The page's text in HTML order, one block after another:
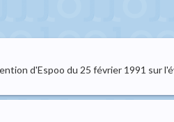
d'Espoo du 25 février 1991 sur